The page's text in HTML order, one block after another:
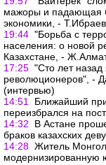
мажоры и падающая
экономики, - Т.Ибраев
19:44 "Борьба с
населения: о новой
Казахстане, -
17:25 "Сто лет
революционеров", -
(интервью)
14:51
Ближайший
переизбрался на
14:32
В Астане
браков казахских
14:28 Житель
модернизированную